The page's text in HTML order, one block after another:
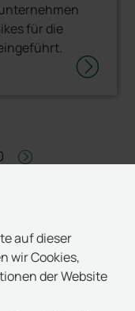
für die
right
auf dieser
wir Cookies,
der Website